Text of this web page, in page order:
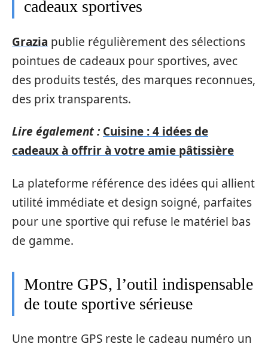
cadeaux sportives
Grazia publie régulièrement des sélections
pointues de cadeaux pour sportives, avec
des produits testés, des marques reconnues,
des prix transparents.
Lire également : Cuisine : 4 idées de
cadeaux à offrir à votre amie pâtissière
La plateforme référence des idées qui allient
utilité immédiate et design soigné, parfaites
pour une sportive qui refuse le matériel bas
de gamme.
Montre GPS, l’outil indispensable
de toute sportive sérieuse
Une montre GPS reste le cadeau numéro un